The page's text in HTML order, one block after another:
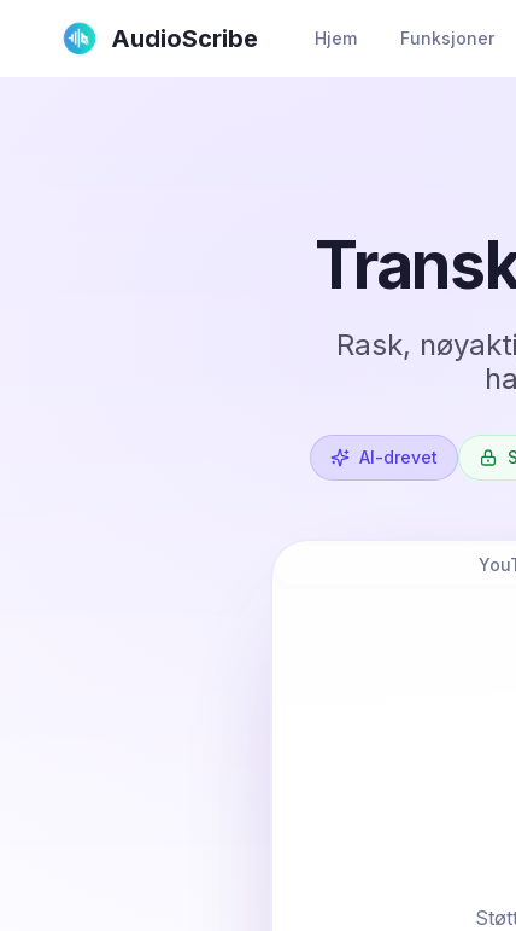
AudioScribe Hjem Funksjoner
Rask,
AI-drevet